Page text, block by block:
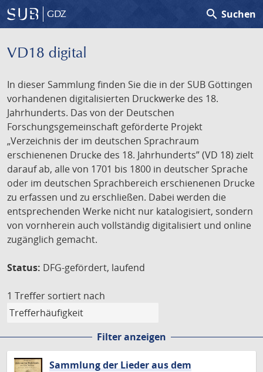
GDZ search Suchen
VD18 digital
In dieser Sammlung finden Sie die in der SUB Göttingen
vorhandenen digitalisierten Druckwerke des 18.
Jahrhunderts. Das von der Deutschen
Forschungsgemeinschaft geförderte Projekt
„Verzeichnis der im deutschen Sprachraum
erschienenen Drucke des 18. Jahrhunderts” (VD 18) zielt
darauf ab, alle von 1701 bis 1800 in deutscher Sprache
oder im deutschen Sprachbereich erschienenen Drucke
zu erfassen und zu erschließen. Dabei werden die
entsprechenden Werke nicht nur katalogisiert, sondern
von vornherein auch vollständig digitalisiert und online
zugänglich gemacht.
Status: DFG-gefördert, laufend
1 Treffer sortiert nach
Filter anzeigen
Sammlung der Lieder aus dem